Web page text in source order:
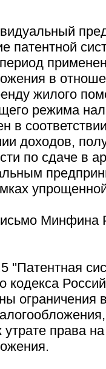
патентной
в
жилого
режима
в
доходов,
по сдаче в
Минфина
''Патентная
кодекса
ограничения
утрате права